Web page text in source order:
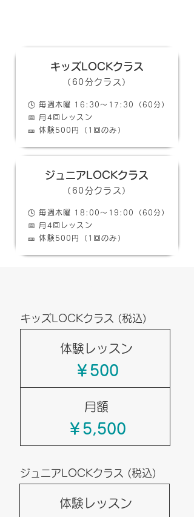
キッズLOCKクラス
（60 分クラス）
🕓 毎週木曜 16:30〜17:30（60分）
📅 月4回レッスン
🎫 体験500円（1回のみ）
​ジュニアLOCKクラス
（60分クラス）
🕓 毎週木曜 18:00〜19:00（60分）
📅 月4回レッスン
🎫 体験500円（1回のみ）
キッズLOCKクラス (税込)
体験レッスン
￥500
月額
￥5,500
ジュニアLOCKクラス (税込)
体験レッスン